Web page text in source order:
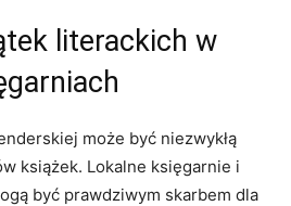
literackich w
może być niezwykłą
książek.⁣ Lokalne księgarnie i
być prawdziwym skarbem dla